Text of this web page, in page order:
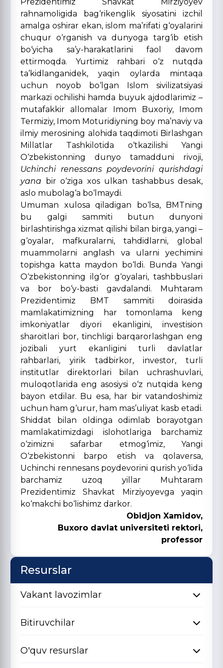
rahnamoligida bag‘rikenglik siyosatini izchil
amalga oshirar ekan, islom ma’rifati g‘oyalarini
chuqur o‘rganish va dunyoga targ‘ib etish
bo‘yicha sa’y-harakatlarini faol davom
ettirmoqda. Yurtimiz rahbari o‘z nutqda
ta’kidlanganidek, yaqin oylarda mintaqa
uchun noyob bo‘lgan Islom sivilizatsiyasi
markazi ochilishi hamda buyuk ajdodlarimiz –
mutafakkir allomalar Imom Buxoriy, Imom
Termiziy, Imom Moturidiyning boy ma’naviy va
ilmiy merosining alohida taqdimoti Birlashgan
Millatlar Tashkilotida o‘tkazilishi Yangi
O‘zbekistonning dunyo tamadduni rivoji,
Uchinchi renessans poydevorini qurishdagi
yana bir o‘ziga xos ulkan tashabbus desak,
aslo mubolag‘a bo‘lmaydi.
Umuman xulosa qiladigan bo‘lsa, BMTning
bu galgi sammiti butun dunyoni
birlashtirishga xizmat qilishi bilan birga, yangi –
g‘oyalar, mafkuralarni, tahdidlarni, global
muammolarni anglash va ularni yechimini
topishga katta maydon bo‘ldi. Bunda Yangi
O‘zbekistonning ilg‘or g‘oyalari, tashbbuslari
va bor bo‘y-basti gavdalandi. Muhtaram
Prezidentimiz BMT sammiti doirasida
mamlakatimizning har tomonlama keng
imkoniyatlar diyori ekanligini, investision
sharoitlari bor, tinchligi barqarorlashgan eng
jozibali yurt ekanligini turli davlatlar
rahbarlari, yirik tadbirkor, investor, turli
institutlar direktorlari bilan uchrashuvlari,
muloqotlarida eng asosiysi o‘z nutqida keng
bayon etdilar. Bu esa, har bir vatandoshimiz
uchun ham g‘urur, ham mas’uliyat kasb etadi.
Shiddat bilan oldinga odimlab borayotgan
mamlakatimizdagi islohotlariga barchamiz
o‘zimizni safarbar etmog‘imiz, Yangi
O‘zbekistonni barpo etish va qolaversa,
Uchinchi rennesans poydevorini qurish yo‘lida
barchamiz uzoq yillar Muhtaram
Prezidentimiz Shavkat Mirziyoyevga yaqin
ko‘makchi bo‘lishimz darkor.
Obidjon Xamidov,
Buxoro davlat universiteti rektori,
professor
Resurslar
Vakant lavozimlar
Bitiruvchilar
O'quv resurslar